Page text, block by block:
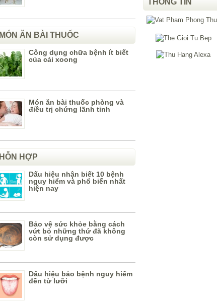
MÓN ĂN BÀI THUỐC
Công dụng chữa bệnh ít biết
của cải xoong
Món ăn bài thuốc phòng và
điều trị chứng lãnh tinh
HỖN HỢP
Dấu hiệu nhận biết 10 bệnh
nguy hiểm và phổ biến nhất
hiện nay
Bảo vệ sức khỏe bằng cách
vứt bỏ những thứ đã không
còn sử dụng được
Dấu hiệu báo bệnh nguy hiểm
đến từ lưỡi
THÔNG TIN